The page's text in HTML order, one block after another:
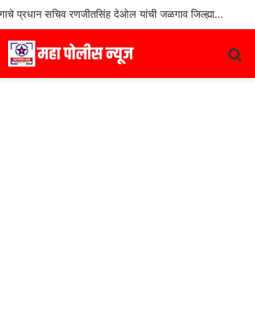
शालेय शिक्षण विभागाचे प्रधान सचिव रणजीतसिंह देओल यांची जळगाव जिल्ह्यातील शाळांना भेट